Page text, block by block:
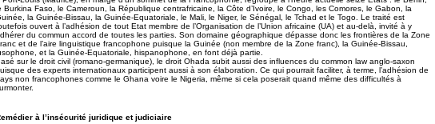
Burkina Faso, le Cameroun, la République centrafricaine, la Côte d’Ivoire, le Congo, les Comores, le Gabon, la
la Guinée-Bissau, la Guinée-Equatoriale, le Mali, le Niger, le Sénégal, le Tchad et le Togo. Le traité est
ouvert à l’adhésion de tout Etat membre de l’Organisation de l’Union africaine (UA) et au-delà, invité à y
du commun accord de toutes les parties. Son domaine géographique dépasse donc les frontières de la Zone
et de l’aire linguistique francophone puisque la Guinée (non membre de la Zone franc), la Guinée-Bissau,
et la Guinée-Equatoriale, hispanophone, en font déjà partie.
sur le droit civil (romano-germanique), le droit Ohada subit aussi des influences du common law anglo-saxon
des experts internationaux participent aussi à son élaboration. Ce qui pourrait faciliter, à terme, l’adhésion de
non francophones comme le Ghana voire le Nigeria, même si cela poserait quand même des difficultés à
à l’insécurité juridique et judiciaire